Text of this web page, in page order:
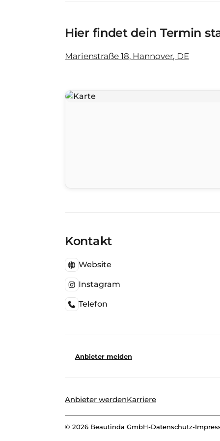
Hier findet dein Termin
Marienstraße 18, Hannover, DE
Kontakt
Website
Instagram
Telefon
Anbieter melden
Anbieter werdenKarriere
© 2026 Beautinda GmbH-Datenschutz-